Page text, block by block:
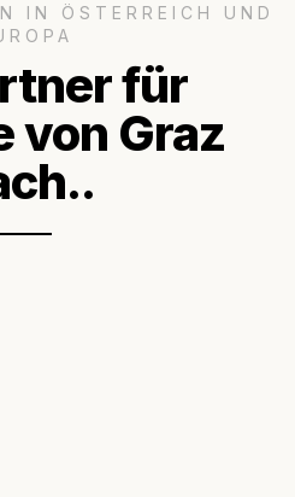
IN ÖSTERREICH UND
für
von Graz